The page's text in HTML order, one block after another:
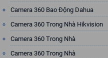
Camera 360 Bao Động Dahua
Camera 360 Trong Nhà Hikvision
Camera 360 Trong Nhà
Camera 360 Trong Nhà